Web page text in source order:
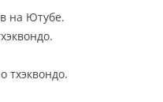
на Ютубе.
тхэквондо.